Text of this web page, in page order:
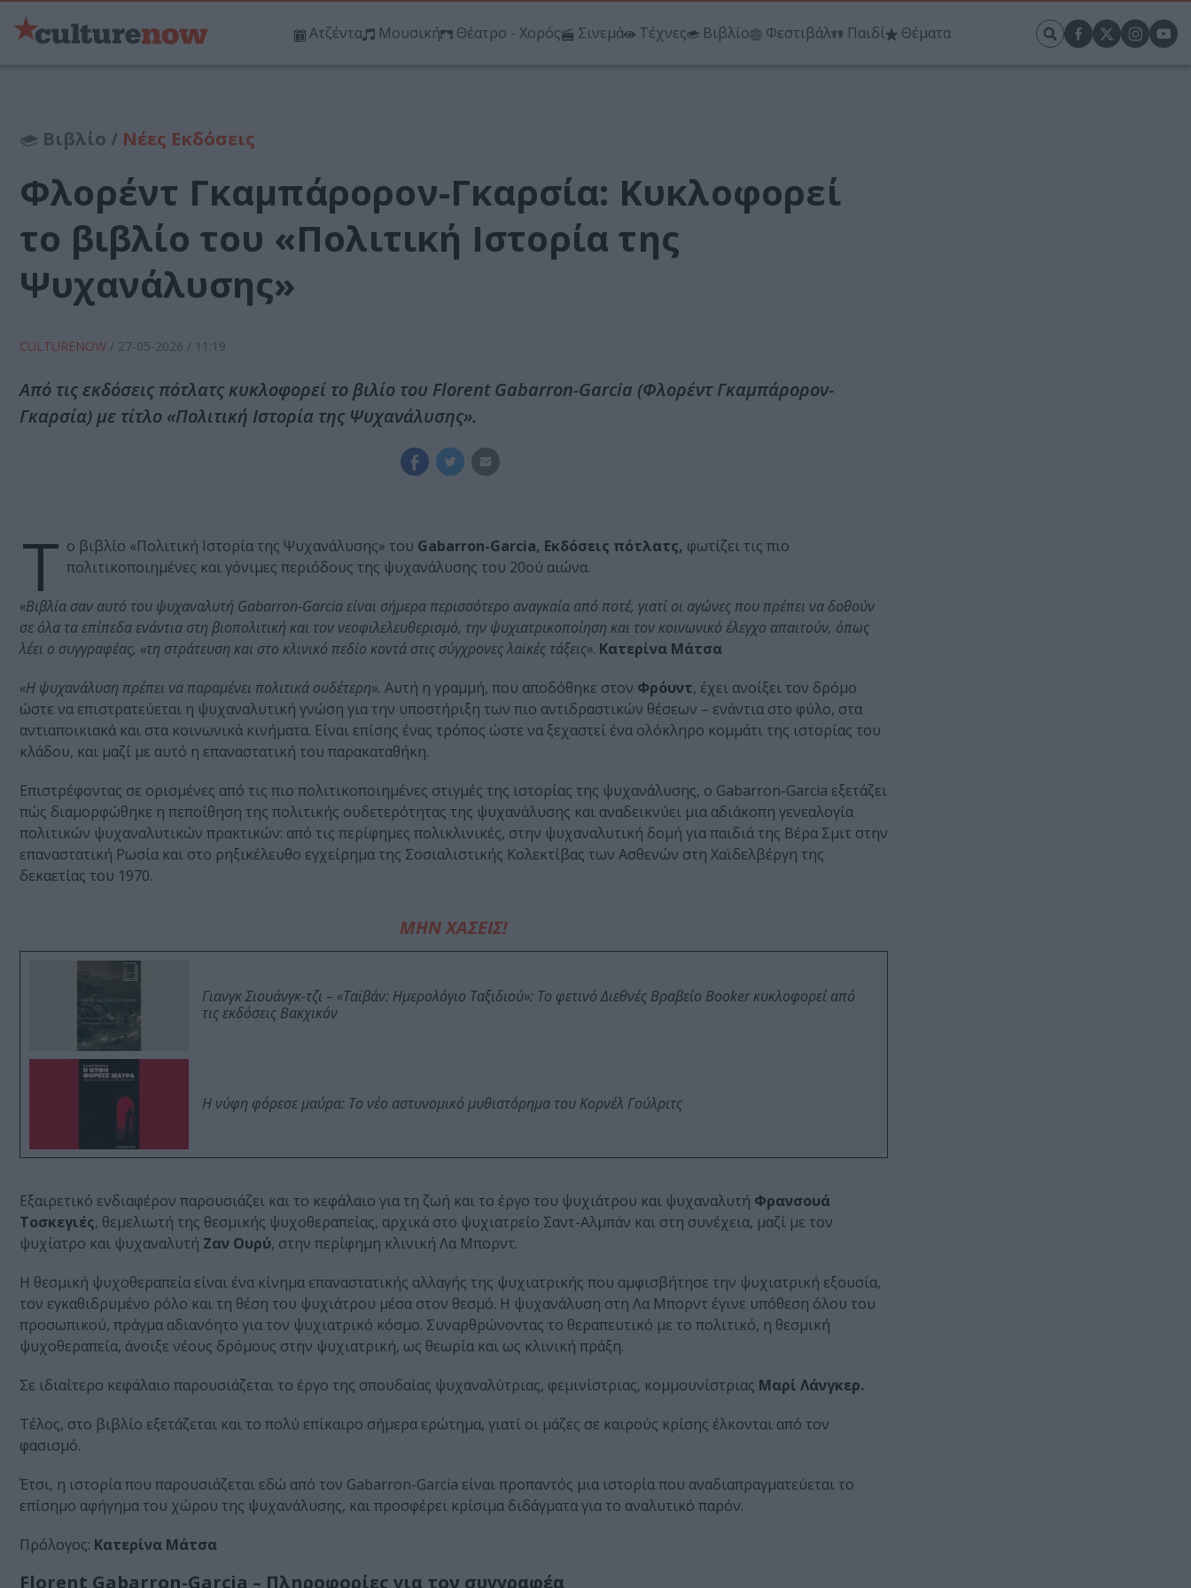
Ατζέντα Μουσική Θέατρο - Χορός Σινεμά Τέχνες Βιβλίο Φεστιβάλ Παιδί Θέματα
Βιβλίο / Νέες Εκδόσεις
Φλορέντ Γκαμπάρορον-Γκαρσία: Κυκλοφορεί
το βιβλίο του «Πολιτική Ιστορία της
Ψυχανάλυσης»
CULTURENOW / 27-05-2026 / 11:19
Από τις εκδόσεις πότλατς κυκλοφορεί το βιλίο του Florent Gabarron-Garcia (Φλορέντ Γκαμπάρορον-
Γκαρσία) με τίτλο «Πολιτική Ιστορία της Ψυχανάλυσης».
T o βιβλίο «Πολιτική Ιστορία της Ψυχανάλυσης» του Gabarron-Garcia, Εκδόσεις πότλατς, φωτίζει τις πιο
πολιτικοποιημένες και γόνιμες περιόδους της ψυχανάλυσης του 20ού αιώνα.
«Βιβλία σαν αυτό του ψυχαναλυτή Gabarron-Garcia είναι σήμερα περισσότερο αναγκαία από ποτέ, γιατί οι αγώνες που πρέπει να δοθούν
σε όλα τα επίπεδα ενάντια στη βιοπολιτική και τον νεοφιλελευθερισμό, την ψυχιατρικοποίηση και τον κοινωνικό έλεγχο απαιτούν, όπως
λέει ο συγγραφέας, «τη στράτευση και στο κλινικό πεδίο κοντά στις σύγχρονες λαϊκές τάξεις». Κατερίνα Μάτσα
«Η ψυχανάλυση πρέπει να παραμένει πολιτικά ουδέτερη». Αυτή η γραμμή, που αποδόθηκε στον Φρόυντ, έχει ανοίξει τον δρόμο
ώστε να επιστρατεύεται η ψυχαναλυτική γνώση για την υποστήριξη των πιο αντιδραστικών θέσεων – ενάντια στο φύλο, στα
αντιαποικιακά και στα κοινωνικά κινήματα. Είναι επίσης ένας τρόπος ώστε να ξεχαστεί ένα ολόκληρο κομμάτι της ιστορίας του
κλάδου, και μαζί με αυτό η επαναστατική του παρακαταθήκη.
Επιστρέφοντας σε ορισμένες από τις πιο πολιτικοποιημένες στιγμές της ιστορίας της ψυχανάλυσης, ο Gabarron-Garcia εξετάζει
πώς διαμορφώθηκε η πεποίθηση της πολιτικής ουδετερότητας της ψυχανάλυσης και αναδεικνύει μια αδιάκοπη γενεαλογία
πολιτικών ψυχαναλυτικών πρακτικών: από τις περίφημες πολικλινικές, στην ψυχαναλυτική δομή για παιδιά της Βέρα Σμιτ στην
επαναστατική Ρωσία και στο ρηξικέλευθο εγχείρημα της Σοσιαλιστικής Κολεκτίβας των Ασθενών στη Χαϊδελβέργη της
δεκαετίας του 1970.
ΜΗΝ ΧΑΣΕΙΣ!
Γιανγκ Σιουάνγκ-τζι – «Ταϊβάν: Ημερολόγιο Ταξιδιού»: Το φετινό Διεθνές Βραβείο Booker κυκλοφορεί από
τις εκδόσεις Βακχικόν
Η νύφη φόρεσε μαύρα: Το νέο αστυνομικό μυθιστόρημα του Κορνέλ Γούλριτς
Εξαιρετικό ενδιαφέρον παρουσιάζει και το κεφάλαιο για τη ζωή και το έργο του ψυχιάτρου και ψυχαναλυτή Φρανσουά
Τοσκεγιές, θεμελιωτή της θεσμικής ψυχοθεραπείας, αρχικά στο ψυχιατρείο Σαντ-Αλμπάν και στη συνέχεια, μαζί με τον
ψυχίατρο και ψυχαναλυτή Ζαν Ουρύ, στην περίφημη κλινική Λα Μπορντ.
Η θεσμική ψυχοθεραπεία είναι ένα κίνημα επαναστατικής αλλαγής της ψυχιατρικής που αμφισβήτησε την ψυχιατρική εξουσία,
τον εγκαθιδρυμένο ρόλο και τη θέση του ψυχιάτρου μέσα στον θεσμό. Η ψυχανάλυση στη Λα Μπορντ έγινε υπόθεση όλου του
προσωπικού, πράγμα αδιανόητο για τον ψυχιατρικό κόσμο. Συναρθρώνοντας το θεραπευτικό με το πολιτικό, η θεσμική
ψυχοθεραπεία, άνοιξε νέους δρόμους στην ψυχιατρική, ως θεωρία και ως κλινική πράξη.
Σε ιδιαίτερο κεφάλαιο παρουσιάζεται το έργο της σπουδαίας ψυχαναλύτριας, φεμινίστριας, κομμουνίστριας Μαρί Λάνγκερ.
Τέλος, στο βιβλίο εξετάζεται και το πολύ επίκαιρο σήμερα ερώτημα, γιατί οι μάζες σε καιρούς κρίσης έλκονται από τον
φασισμό.
Έτσι, η ιστορία που παρουσιάζεται εδώ από τον Gabarron-Garcia είναι προπαντός μια ιστορία που αναδιαπραγματεύεται το
επίσημο αφήγημα του χώρου της ψυχανάλυσης, και προσφέρει κρίσιμα διδάγματα για το αναλυτικό παρόν.
Πρόλογος: Κατερίνα Μάτσα
Florent Gabarron-Garcia – Πληροφορίες για τον συγγραφέα